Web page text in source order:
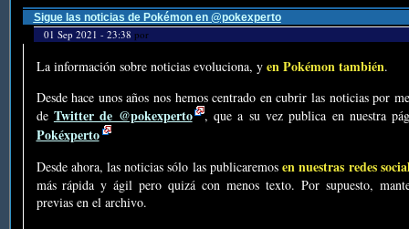
Sigue las noticias de Pokémon en @pokexperto
01 Sep 2021 - 23:38 por
La información sobre noticias evoluciona, y en Pokémon también.
Desde hace unos años nos hemos centrado en cubrir las noticias por
de Twitter de @pokexperto , que a su vez publica en nuestra
Pokéxperto
Desde ahora, las noticias sólo las publicaremosen nuestras redes
más rápida y ágil pero quizá con menos texto. Por supuesto,
previas en el archivo.